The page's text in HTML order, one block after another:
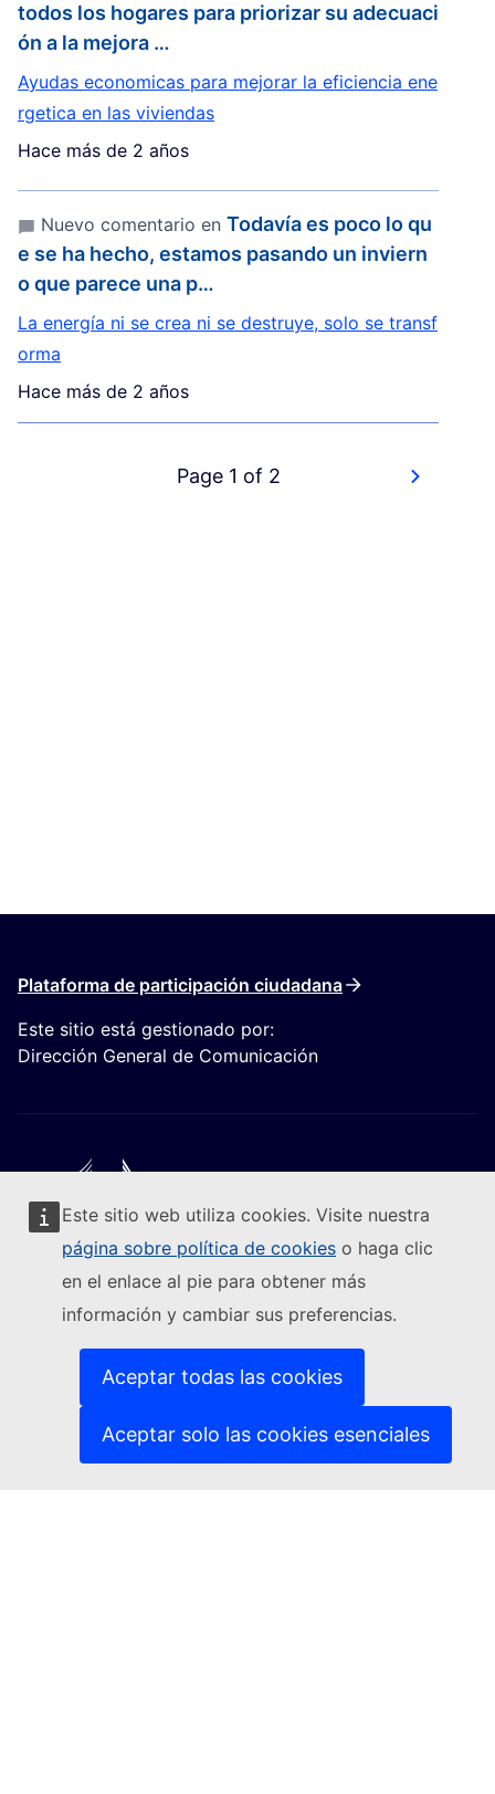
Este sitio web utiliza cookies. Visite nuestra
página sobre política de cookies o haga clic
en el enlace al pie para obtener más
información y cambiar sus preferencias.
Aceptar todas las cookies
Aceptar solo las cookies esenciales
Hace más de 2 años
todos los hogares para priorizar su adecuaci
ón a la mejora …
Ayudas economicas para mejorar la eficiencia ene
rgetica en las viviendas
Hace más de 2 años
Nuevo comentario en Todavía es poco lo qu
e se ha hecho, estamos pasando un inviern
o que parece una p…
La energía ni se crea ni se destruye, solo se transf
orma
Page 1 of 2
Plataforma de participación ciudadana
Este sitio está gestionado por:
Dirección General de Comunicación
Seguir a la Comisión Europea
Contacto(Enlace externo)
Notificar una vulnerabilidad informática(Enlace externo)
Idiomas en nuestros sitios web(Enlace externo)
(Enlace externo)
Política de privacidad
Aviso jurídico
(Enlace externo)